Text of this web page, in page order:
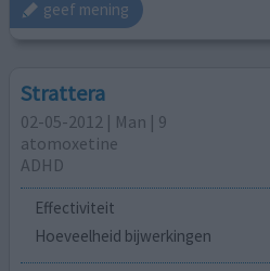
geef mening
Strattera
02-05-2012 | Man | 9
atomoxetine
ADHD
Effectiviteit
Hoeveelheid bijwerkingen